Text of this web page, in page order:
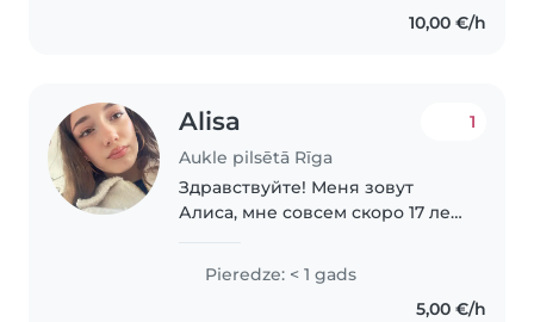
10,00 €/h
Alisa
Aukle pilsētā Rīga
1
Здравствуйте! Меня зовут
Алиса, мне совсем скоро 17 лет,
няней. У меня большой опыт
общения с детьми: у меня есть
Pieredze: < 1 gads
5,00 €/h